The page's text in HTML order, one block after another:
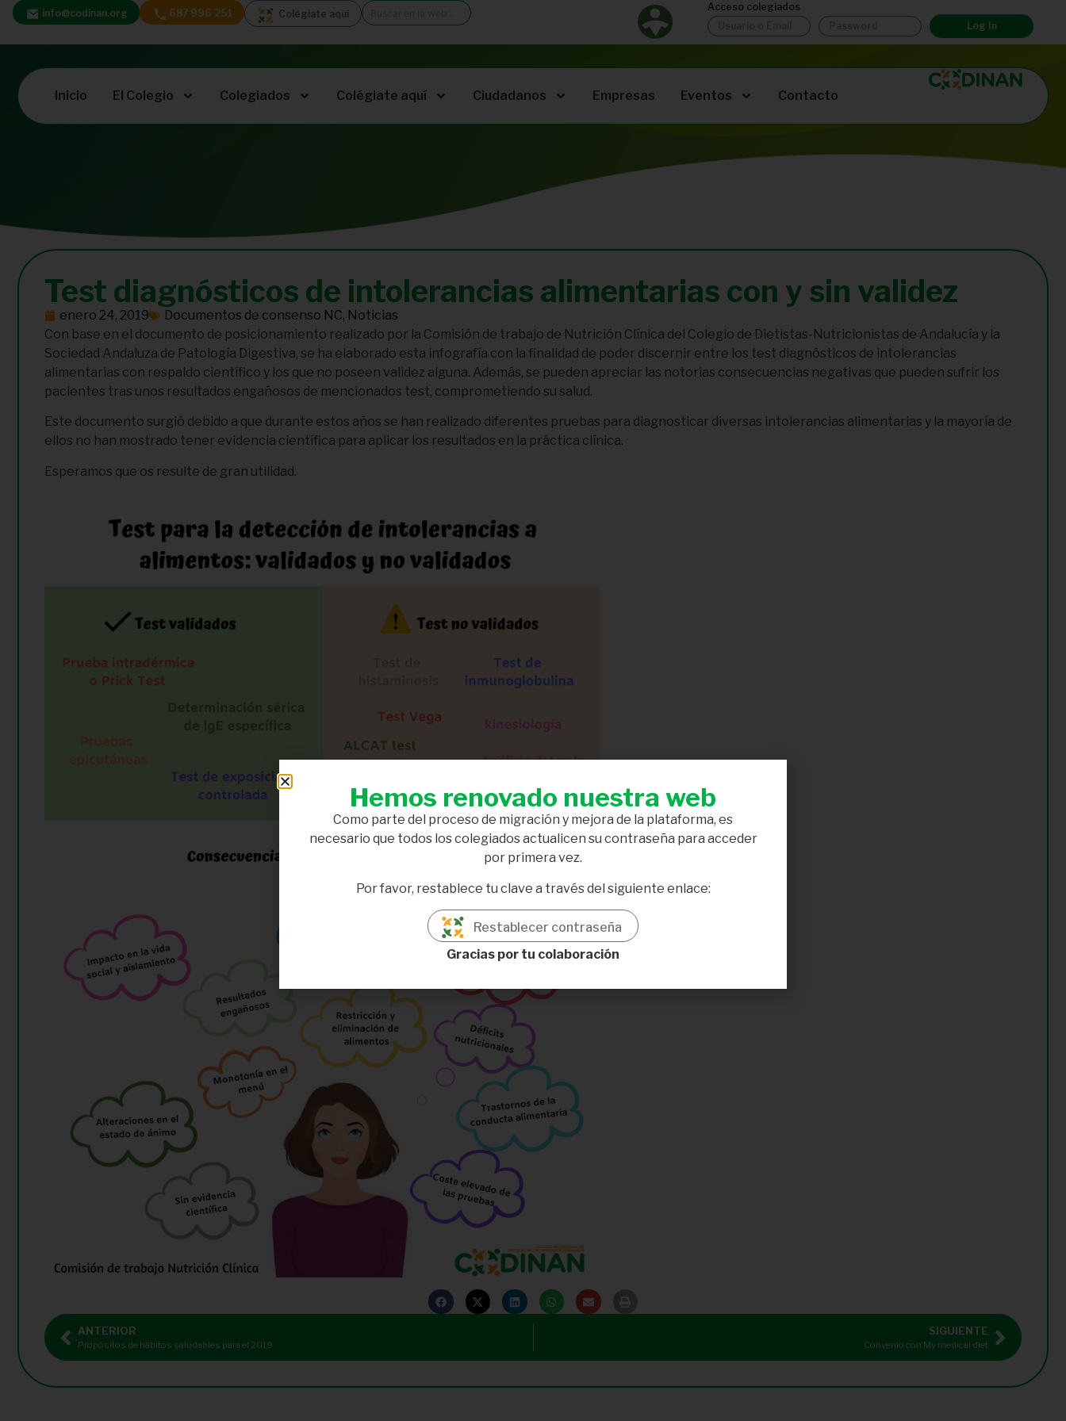
info@codinan.org 687 996 251 Colégiate aquí
Acceso colegiados
Log In
Inicio El Colegio Colegiados Colégiate aquí Ciudadanos Empresas Eventos Contacto
Test diagnósticos de intolerancias alimentarias con y sin validez
enero 24, 2019 Documentos de consenso NC, Noticias
Con base en el documento de posicionamiento realizado por la Comisión de trabajo de Nutrición Clínica del Colegio de Dietistas-Nutricionistas de Andalucía y la
Sociedad Andaluza de Patología Digestiva, se ha elaborado esta infografía con la finalidad de poder discernir entre los test diagnósticos de intolerancias
alimentarias con respaldo científico y los que no poseen validez alguna. Además, se pueden apreciar las notorias consecuencias negativas que pueden sufrir los
pacientes tras unos resultados engañosos de mencionados test, comprometiendo su salud.
Este documento surgió debido a que durante estos años se han realizado diferentes pruebas para diagnosticar diversas intolerancias alimentarias y la mayoría de
ellos no han mostrado tener evidencia científica para aplicar los resultados en la práctica clínica.
Esperamos que os resulte de gran utilidad.
ANTERIOR
Propósitos de hábitos saludables para el 2019
SIGUIENTE
Convenio con My medical diet
Hemos renovado nuestra web
Como parte del proceso de migración y mejora de la plataforma, es
necesario que todos los colegiados actualicen su contraseña para acceder
por primera vez.
Por favor, restablece tu clave a través del siguiente enlace:
Restablecer contraseña
Gracias por tu colaboración